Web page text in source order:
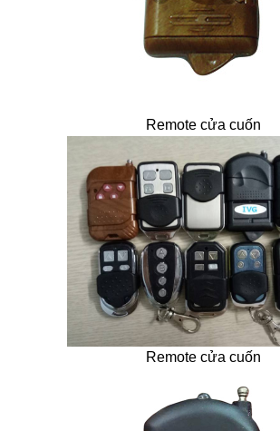
Remote cửa cuốn
Remote cửa cuốn